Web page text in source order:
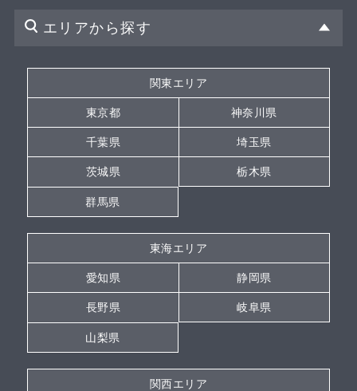
エリアから探す
関東エリア
東京都 神奈川県
千葉県 埼玉県
茨城県 栃木県
群馬県
東海エリア
愛知県 静岡県
長野県 岐阜県
山梨県
関西エリア